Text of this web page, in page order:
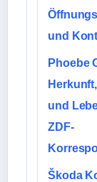
und
Phoebe
und
ZDF-
Škoda